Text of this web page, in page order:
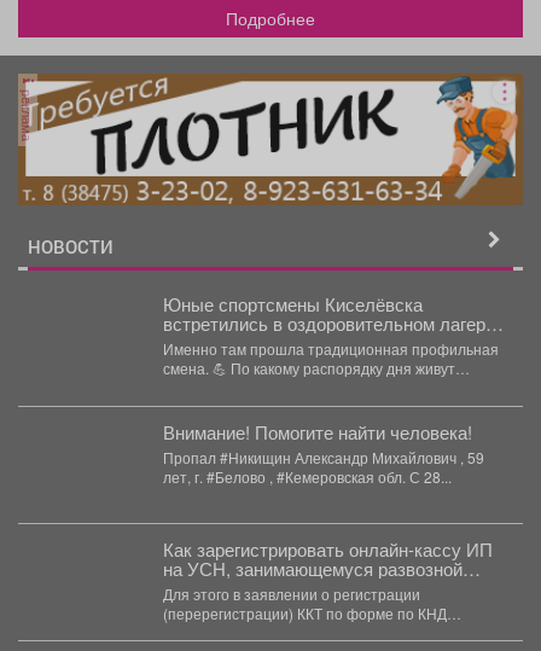
Подробнее
реклама
НОВОСТИ
Юные спортсмены Киселёвска
встретились в оздоровительном лагере
«Совенок».
Именно там прошла традиционная профильная
смена. 💪 По какому распорядку дня живут
Внимание! Помогите найти человека!
Пропал #Никищин Александр Михайлович , 59
лет, г. #Белово , #Кемеровская обл. С 28...
Как зарегистрировать онлайн-кассу ИП
на УСН, занимающемуся развозной
торговлей
Для этого в заявлении о регистрации
(перерегистрации) ККТ по форме по КНД